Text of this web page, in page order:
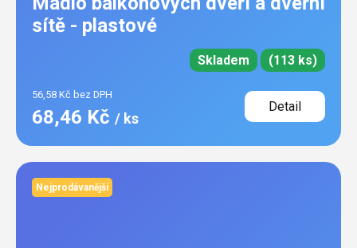
sítě - plastové
Skladem (113 ks)
56,58 Kč bez DPH
68,46 Kč / ks
Detail
Nejprodávanější